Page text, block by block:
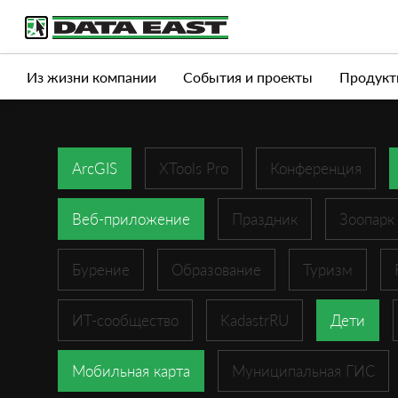
Услуги Продукты Истории успеха
Из жизни компании События и проекты
ArcGIS XTools Pro Конференция
Веб-приложение Праздник Зоопарк
Бурение Образование Туризм
ИТ-сообщество KadastrRU Дети
Мобильная карта Муниципальная ГИС